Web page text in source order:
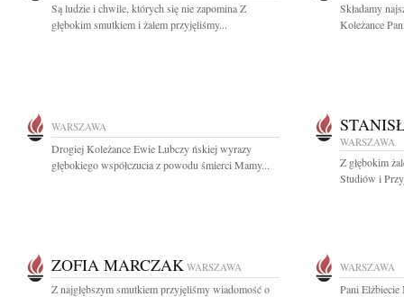
Są ludzie i chwile, których się nie zapomina Z
głębokim smutkiem i żalem przyjęliśmy...
Składamy
Koleżance
WARSZAWA
Drogiej Koleżance Ewie Lubczy ńskiej wyrazy
głębokiego współczucia z powodu śmierci Mamy...
WARSZAWA
Z głębokim
Studiów i
ZOFIA MARCZAK WARSZAWA
Z najgłębszym smutkiem przyjęliśmy wiadomość o
WARSZAWA
Pani Elżbiecie